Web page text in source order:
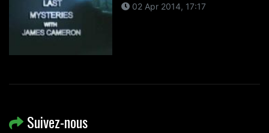
02 Apr 2014, 17:17
Suivez-nous